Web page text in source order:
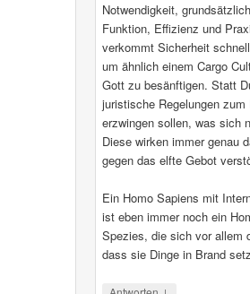
Notwendigkeit,
Funktion, Effizienz und
verkommt Sicherheit
um ähnlich einem Cargo
Gott zu besänftigen. Statt
juristische Regelungen
erzwingen sollen, was sich
Diese wirken immer genau
gegen das elfte Gebot
Ein Homo Sapiens mit
ist eben immer noch ein
Spezies, die sich vor allem
dass sie Dinge in Brand
↓